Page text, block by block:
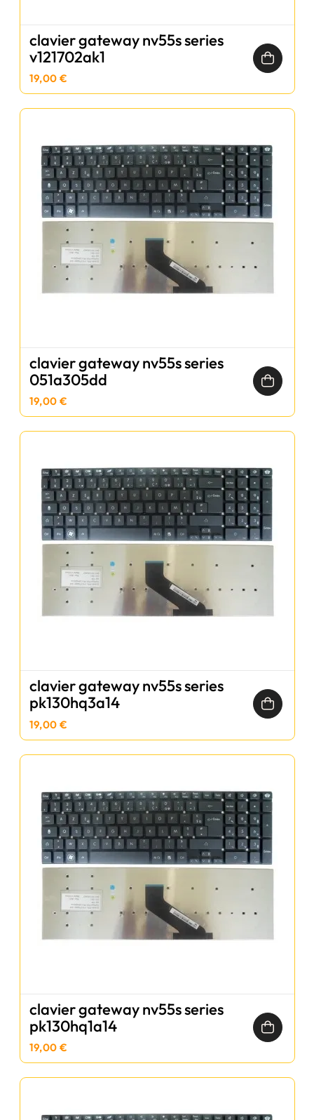
clavier gateway nv55s series
v121702ak1
19,00 €
clavier gateway nv55s series
051a305dd
19,00 €
clavier gateway nv55s series
pk130hq3a14
19,00 €
clavier gateway nv55s series
pk130hq1a14
19,00 €